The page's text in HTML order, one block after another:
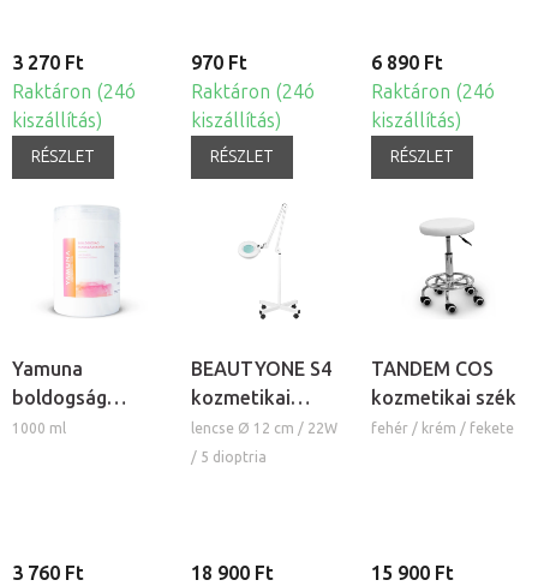
3 270 Ft
Raktáron (24ó
kiszállítás)
RÉSZLET
970 Ft
Raktáron (24ó
kiszállítás)
RÉSZLET
6 890 Ft
Raktáron (24ó
kiszállítás)
RÉSZLET
Yamuna
boldogság
masszázskrém
1000 ml
3 760 Ft
BEAUTYONE S4
kozmetikai
lámpa nagyítóval
és állvánnyal
lencse Ø 12 cm / 22W
/ 5 dioptria
18 900 Ft
TANDEM COS
kozmetikai szék
fehér / krém / fekete
15 900 Ft